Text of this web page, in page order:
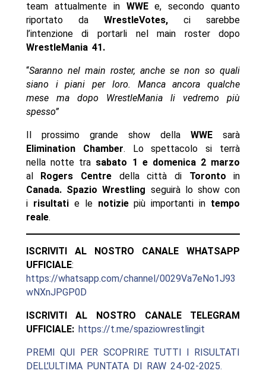
team attualmente in WWEe, secondo quanto
riportato da WrestleVotes, ci sarebbe
l’intenzione di portarli nel main roster dopo
WrestleMania 41.
“Saranno nel main roster, anche se non so quali
siano i piani per loro. Manca ancora qualche
mese ma dopo WrestleMania li vedremo più
spesso”
Il prossimo grande show dellaWWE sarà
Elimination Chamber. Lo spettacolo si terrà
nella notte tra sabato 1 e domenica 2 marzo
al
Rogers Centre della città di Toronto in
Canada. Spazio Wrestling seguirà lo show con
i risultatie le notiziepiù importanti in tempo
reale.
ISCRIVITI AL NOSTRO CANALE WHATSAPP
UFFICIALE:
https://whatsapp.com/channel/0029Va7eNo1J93
wNXnJPGP0D
ISCRIVITI AL NOSTRO CANALE TELEGRAM
UFFICIALE: https://t.me/spaziowrestlingit
PREMI QUI PER SCOPRIRE TUTTI I RISULTATI
DELL’ULTIMA PUNTATA DI RAW 24-02-2025.